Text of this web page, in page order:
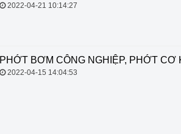
2022-04-21 10:14:27
PHỚT BƠM CÔNG NGHIỆP, PHỚT CƠ
2022-04-15 14:04:53